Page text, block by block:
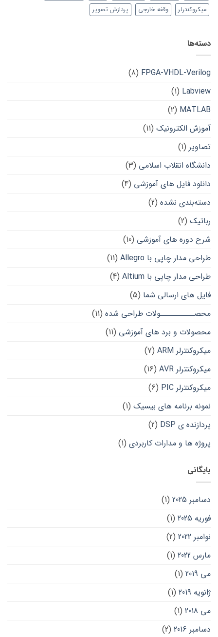
میکروکنترلر وقفه خارجی پردازش تصویر
دسته‌ها
FPGA-VHDL-Verilog
(8)
Labview
(1)
MATLAB
(2)
آموزش الکترونیک (11)
تصاویر (1)
دانشگاه انقلاب اسلامی (3)
دانلود فایل های آموزشی (4)
دسته‌بندی نشده (2)
رباتیک (2)
شرح دوره های آموزشی (10)
طراحی مدار چاپی با Allegro
(11)
طراحی مدار چاپی با Altium
(4)
فایل های ارسالی شما (5)
محصــــــــــولات طراحی شده (11)
محصولات و برد های آموزشی (11)
میکروکنترلر ARM
(7)
میکروکنترلر AVR
(16)
میکروکنترلر PIC
(6)
نمونه برنامه های بیسیک (1)
پردازنده ی DSP
(2)
پروژه ها و مدارات کاربردی (1)
بایگانی
دسامبر 2025
(1)
فوریه 2025
(1)
نوامبر 2022
(2)
مارس 2022
(1)
می 2019
(1)
ژانویه 2019
(1)
می 2018
(1)
دسامبر 2016
(2)